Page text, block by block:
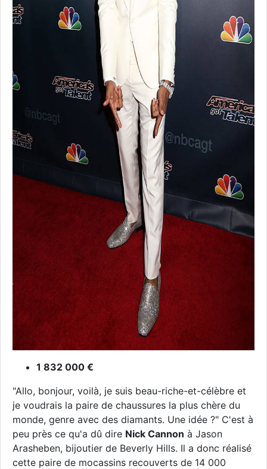
1 832 000 €
"Allo, bonjour, voilà, je suis beau-riche-et-célèbre et
je voudrais la paire de chaussures la plus chère du
monde, genre avec des diamants. Une idée ?" C'est à
peu près ce qu'a dû dire Nick Cannon à Jason
Arasheben, bijoutier de Beverly Hills. Il a donc réalisé
cette paire de mocassins recouverts de 14 000